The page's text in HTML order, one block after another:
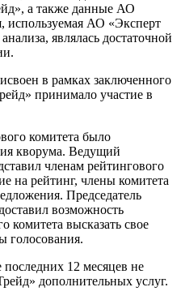
а также данные АО
АО «Эксперт
являлась достаточной
в рамках заключенного
принимало участие в
комитета было
кворума. Ведущий
членам рейтингового
на рейтинг, члены комитета
Председатель
возможность
комитета высказать свое
голосования.
12 месяцев не
дополнительных услуг.